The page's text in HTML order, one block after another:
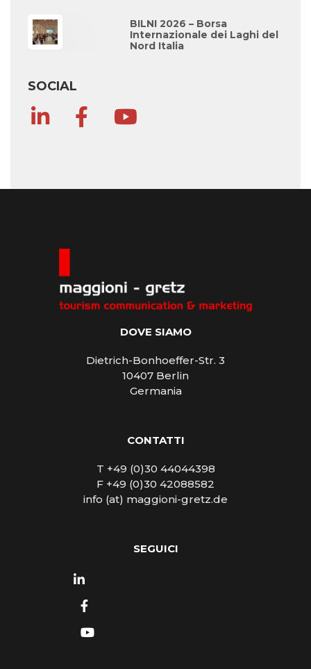
BILNI 2026 – Borsa
Internazionale dei Laghi del
Nord Italia
SOCIAL
DOVE SIAMO
Dietrich-Bonhoeffer-Str. 3
10407 Berlin
Germania
CONTATTI
T +49 (0)30 44044398
F +49 (0)30 42088582
info (at) maggioni-gretz.de
SEGUICI